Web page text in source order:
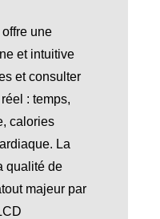
une
et intuitive
et consulter
: temps,
calories
La
qualité de
majeur par